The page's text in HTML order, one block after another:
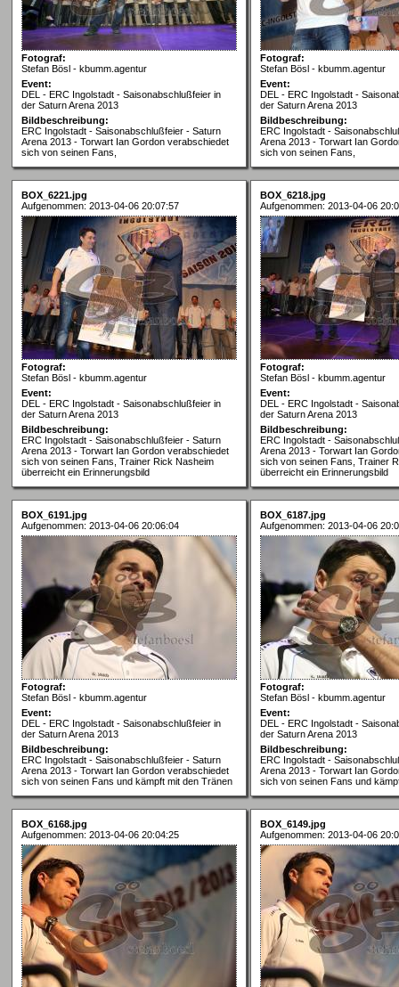
Fotograf:
Stefan Bösl - kbumm.agentur
Event:
DEL - ERC Ingolstadt - Saisonabschlußfeier in
der Saturn Arena 2013
Bildbeschreibung:
ERC Ingolstadt - Saisonabschlußfeier - Saturn
Arena 2013 - Torwart Ian Gordon verabschiedet
sich von seinen Fans,
Fotograf:
Stefan Bösl - kbumm.agentur
Event:
DEL - ERC Ingolstadt -
der Saturn Arena 2013
Bildbeschreibung:
ERC Ingolstadt -
Arena 2013 - Torwart Ian
sich von seinen Fans,
BOX_6221.jpg
Aufgenommen: 2013-04-06 20:07:57
Fotograf:
Stefan Bösl - kbumm.agentur
Event:
DEL - ERC Ingolstadt - Saisonabschlußfeier in
der Saturn Arena 2013
Bildbeschreibung:
ERC Ingolstadt - Saisonabschlußfeier - Saturn
Arena 2013 - Torwart Ian Gordon verabschiedet
sich von seinen Fans, Trainer Rick Nasheim
überreicht ein Erinnerungsbild
BOX_6218.jpg
Aufgenommen: 2013-04-06
Fotograf:
Stefan Bösl - kbumm.agentur
Event:
DEL - ERC Ingolstadt -
der Saturn Arena 2013
Bildbeschreibung:
ERC Ingolstadt -
Arena 2013 - Torwart Ian
sich von seinen Fans, Trainer
überreicht ein Erinnerungsbild
BOX_6191.jpg
Aufgenommen: 2013-04-06 20:06:04
Fotograf:
Stefan Bösl - kbumm.agentur
Event:
DEL - ERC Ingolstadt - Saisonabschlußfeier in
der Saturn Arena 2013
Bildbeschreibung:
ERC Ingolstadt - Saisonabschlußfeier - Saturn
Arena 2013 - Torwart Ian Gordon verabschiedet
sich von seinen Fans und kämpft mit den Tränen
BOX_6187.jpg
Aufgenommen: 2013-04-06
Fotograf:
Stefan Bösl - kbumm.agentur
Event:
DEL - ERC Ingolstadt -
der Saturn Arena 2013
Bildbeschreibung:
ERC Ingolstadt -
Arena 2013 - Torwart Ian
sich von seinen Fans und
BOX_6168.jpg
Aufgenommen: 2013-04-06 20:04:25
BOX_6149.jpg
Aufgenommen: 2013-04-06